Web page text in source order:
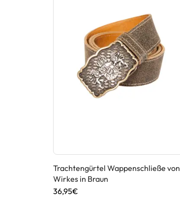
Trachtengürtel Wappenschließe von
Wirkes in Braun
36,95€